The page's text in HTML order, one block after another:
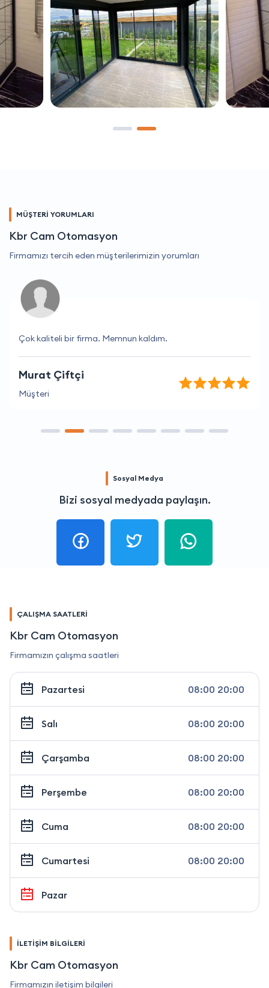
MÜŞTERİ YORUMLARI
Kbr Cam Otomasyon
Firmamızı tercih eden müşterilerimizin yorumları
Çok kaliteli bir firma. Memnun kaldım.
Murat Çiftçi
Müşteri
Sosyal Medya
Bizi sosyal medyada paylaşın.
ÇALIŞMA SAATLERİ
Kbr Cam Otomasyon
Firmamızın çalışma saatleri
Pazartesi 08:00 20:00
Salı 08:00 20:00
Çarşamba 08:00 20:00
Perşembe 08:00 20:00
Cuma 08:00 20:00
Cumartesi 08:00 20:00
Pazar
İLETİŞİM BİLGİLERİ
Kbr Cam Otomasyon
Firmamızın iletişim bilgileri